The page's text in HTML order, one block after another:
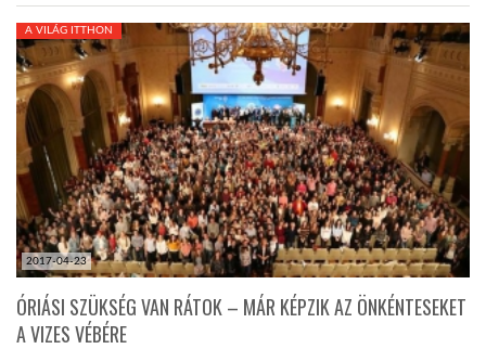
HÍR3D
TROPICALMAGAZIN
GLOBOTV
AFRIKA TUDÁSTÁR
A NAP SZÉPE
2017-04-23
A VILÁG ITTHON
ÓRIÁSI SZÜKSÉG VAN RÁTOK – MÁR KÉPZIK AZ ÖNKÉNTESEKET
A VIZES VÉBÉRE